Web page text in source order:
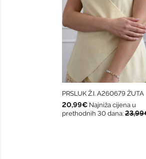
PRSLUK Ž.I. A260679 ŽUTA
20,99€ Najniža cijena u
prethodnih 30 dana: